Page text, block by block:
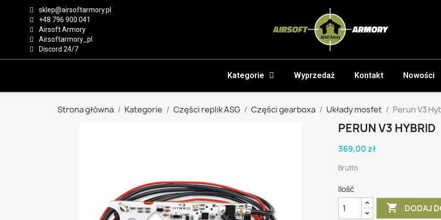
sklep@airsoftarmory.pl
+48 796 900 041
Airsoft Armory
Airsoftarmory_pl
Discord 24/7
Kategorie Wyprzedaż Kontakt Nowości
Strona główna Kategorie Części replik ASG Części gearboxa Układy mosfet Perun V3
PERUN V3 HYBRID
369,00 zł
Brutto
Ilość
 DODAJ